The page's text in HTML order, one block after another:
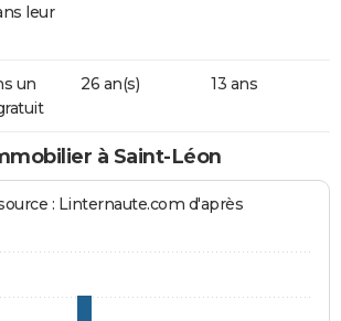
leur
un
26 an(s) 13 ans
à Saint-Léon
: Linternaute.com d'après